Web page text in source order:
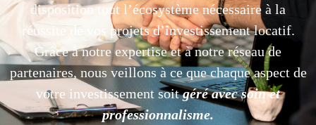
disposition tout l’écosystème nécessaire à la
réussite de vos projets d’investissement locatif.
Grâce à notre expertise et à notre réseau de
partenaires, nous veillons à ce que chaque aspect de
votre investissement soitgéré avec soin et
professionnalisme.